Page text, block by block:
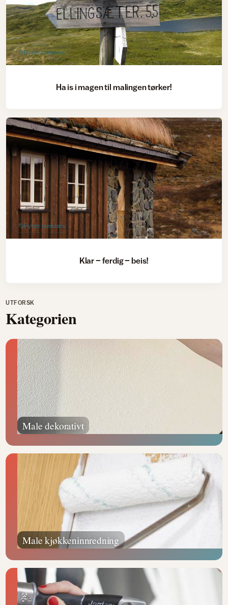
Hytter utendørs
Ha is i magen til malingen tørker!
Hytter utendørs
Klar – ferdig – beis!
UTFORSK
Kategorien
Male dekorativt
Male kjøkkeninnredning